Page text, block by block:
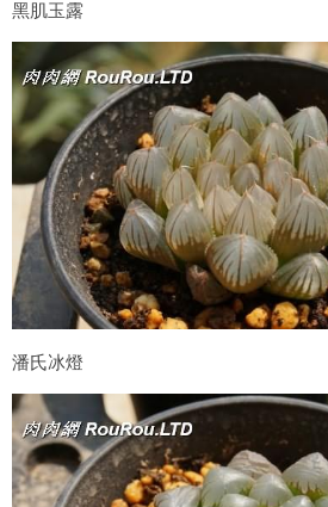
黑肌玉露
潘氏冰燈